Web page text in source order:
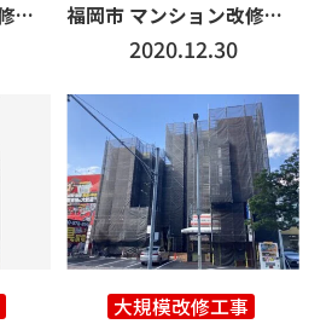
唐津市 マンション改修工事 3500㎡
福岡市 マンション改修工事 6000㎡
2020.12.30
大規模改修工事